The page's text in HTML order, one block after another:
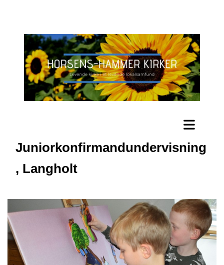
Juniorkonfirmandundervisning
, Langholt